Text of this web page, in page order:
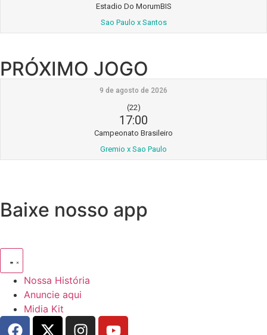
Estadio Do MorumBIS
Sao Paulo x Santos
PRÓXIMO JOGO
9 de agosto de 2026
(22)
17:00
Campeonato Brasileiro
Gremio x Sao Paulo
Baixe nosso app
Nossa História
Anuncie aqui
Midia Kit